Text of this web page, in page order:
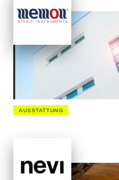
AUSSTATTUNG